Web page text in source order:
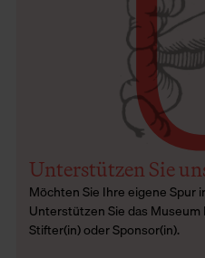
Unterstützen Sie
Möchten Sie Ihre eigene Spur
Unterstützen Sie das
Stifter(in) oder Sponsor(in).